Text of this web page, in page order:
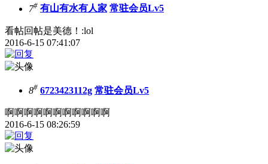
7# 有山有水有人家 常驻会员Lv5
看帖回帖是美德！:lol
2016-6-15 07:41:07
8# 6723423112g 常驻会员Lv5
啊啊啊啊啊啊啊啊啊啊啊
2016-6-15 08:26:59